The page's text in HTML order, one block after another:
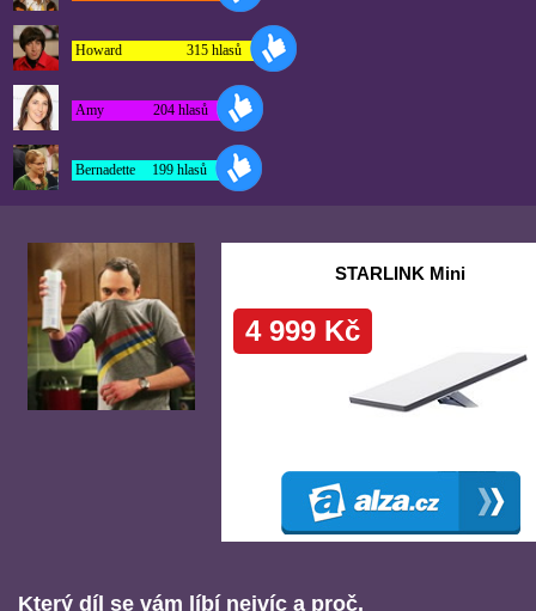
Který díl se vám líbí nejvíc a proč.